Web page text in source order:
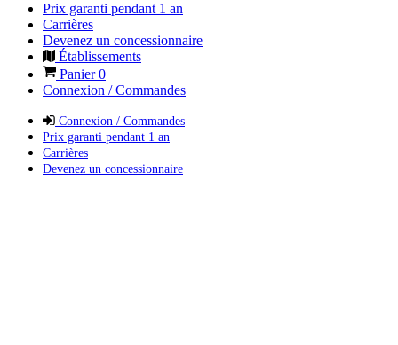
Prix garanti pendant 1 an
Carrières
Devenez un concessionnaire
Établissements
Panier0
Connexion / Commandes
Connexion / Commandes
Prix garanti pendant 1 an
Carrières
Devenez un concessionnaire